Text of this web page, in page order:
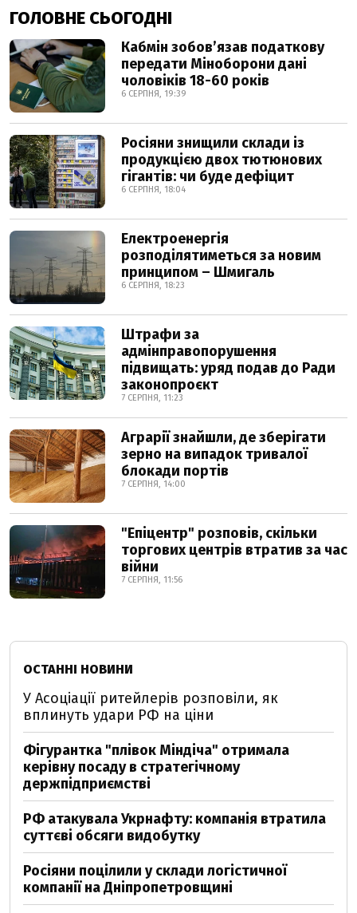
ГОЛОВНЕ СЬОГОДНІ
Кабмін зобовʼязав податкову
передати Міноборони дані
чоловіків 18-60 років
6 СЕРПНЯ, 19:39
Росіяни знищили склади із
продукцією двох тютюнових
гігантів: чи буде дефіцит
6 СЕРПНЯ, 18:04
Електроенергія
розподілятиметься за новим
принципом – Шмигаль
6 СЕРПНЯ, 18:23
Штрафи за
адмінправопорушення
підвищать: уряд подав до Ради
законопроєкт
7 СЕРПНЯ, 11:23
Аграрії знайшли, де зберігати
зерно на випадок тривалої
блокади портів
7 СЕРПНЯ, 14:00
"Епіцентр" розповів, скільки
торгових центрів втратив за час
війни
7 СЕРПНЯ, 11:56
ОСТАННІ НОВИНИ
У Асоціації ритейлерів розповіли, як
вплинуть удари РФ на ціни
Фігурантка "плівок Міндіча" отримала
керівну посаду в стратегічному
держпідприємстві
РФ атакувала Укрнафту: компанія втратила
суттєві обсяги видобутку
Росіяни поцілили у склади логістичної
компанії на Дніпропетровщині